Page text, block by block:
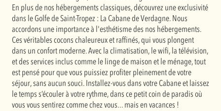
En plus de nos hébergements classiques, découvrez une exclusivité
dans le Golfe de Saint-Tropez : La Cabane de Verdagne. Nous
accordons une importance à l'esthétisme des nos hébergements.
Ces véritables cocons chaleureux et raffinés, qui vous plongent
dans un confort moderne. Avec la climatisation, le wifi, la télévision,
et des services inclus comme le linge de maison et le ménage, tout
est pensé pour que vous puissiez profiter pleinement de votre
séjour, sans aucun souci. Installez-vous dans votre Cabane et laissez
le temps s’écouler à votre rythme, dans ce petit coin de paradis où
vous vous sentirez comme chez vous... mais en vacances !